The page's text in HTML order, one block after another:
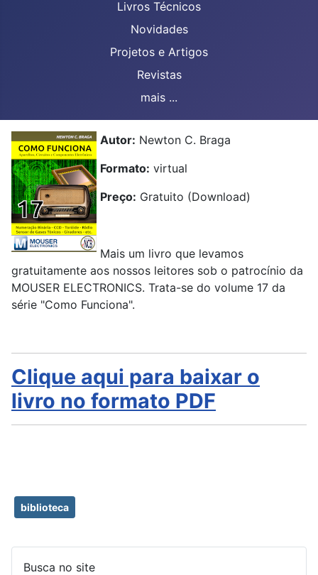
Livros Técnicos
Novidades
Projetos e Artigos
Revistas
mais ...
Autor: Newton C. Braga
Formato: virtual
Preço: Gratuito (Download)
Mais um livro que levamos
gratuitamente aos nossos leitores sob o patrocínio da
MOUSER ELECTRONICS. Trata-se do volume 17 da
série "Como Funciona".
Clique aqui para baixar o
livro no formato PDF
biblioteca
Busca no site